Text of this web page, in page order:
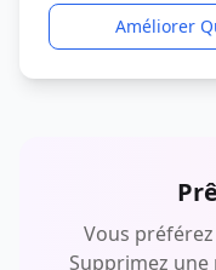
Améliorer
Vous
Supprimez une